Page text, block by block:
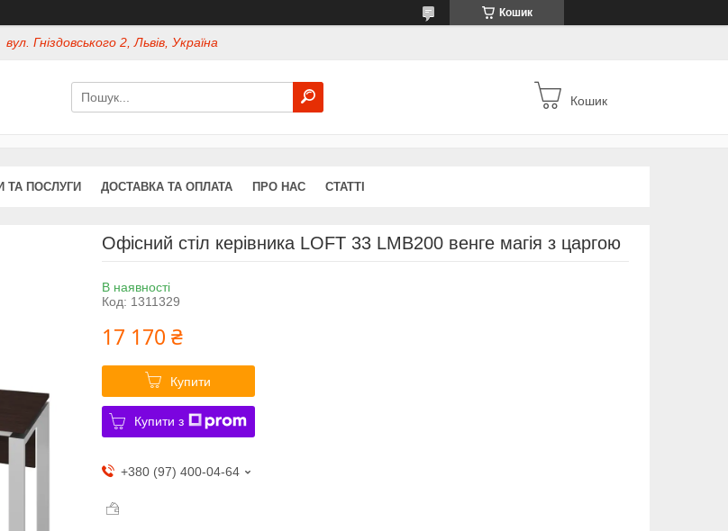
Кошик
вул. Гніздовського 2, Львів, Україна
Кошик
ТА ПОСЛУГИ ДОСТАВКА ТА ОПЛАТА ПРО НАС СТАТТІ
Офісний стіл керівника LOFT 33 LMB200 венге магія з царгою
В наявності
Код: 1311329
17 170 ₴
Купити
Купити з
+380 (97) 400-04-64